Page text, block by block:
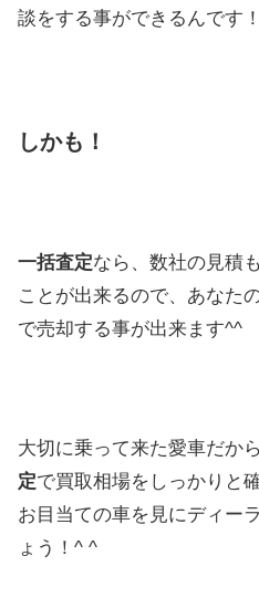
談をする事ができるんです！
しかも！
一括査定なら、数社の見積
ことが出来るので、あなた
で売却する事が出来ます^^
大切に乗って来た愛車だから
定で買取相場をしっかりと
お目当ての車を見にディー
ょう！^ ^